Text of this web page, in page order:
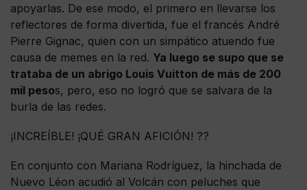
apoyarlas. De ese modo, el primero en llevarse los
reflectores de forma divertida, fue el francés André
Pierre Gignac, quien con un simpático atuendo fue
causa de memes en la red. Ya luego se supo que se
trataba de un abrigo Louis Vuitton de más de 200
mil pesos, pero, eso no logró que se salvara de la
burla de las redes.
¡INCREÍBLE! ¡QUÉ GRAN AFICIÓN! ??
En conjunto con Mariana Rodríguez, la hinchada de
Nuevo Léon acudió al Volcán con peluches que